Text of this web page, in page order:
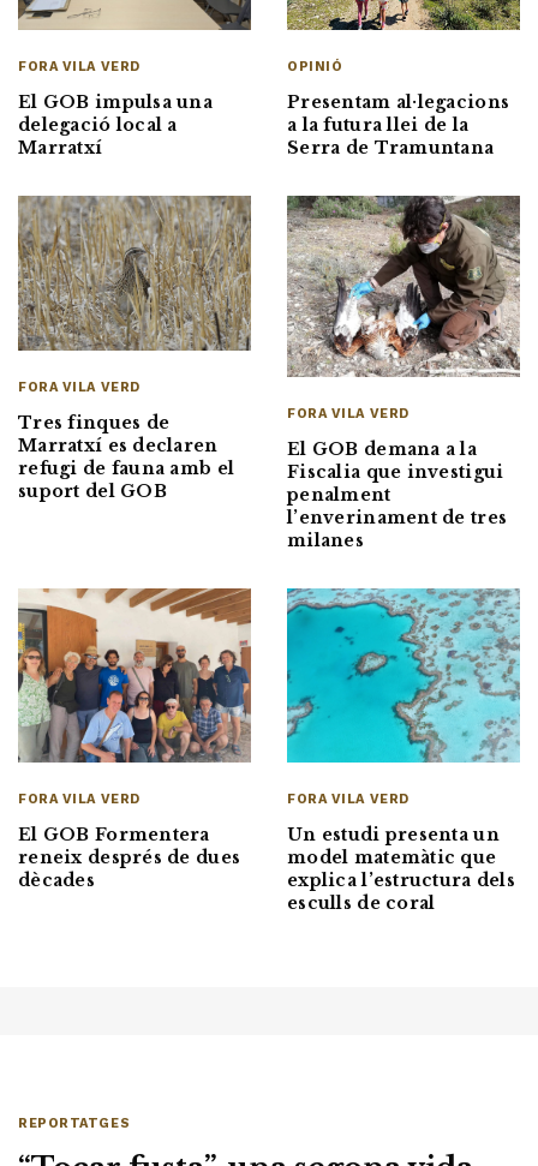
FORA VILA VERD
El GOB impulsa una
delegació local a
Marratxí
OPINIÓ
Presentam al·legacions
a la futura llei de la
Serra de Tramuntana
FORA VILA VERD
Tres finques de
Marratxí es declaren
refugi de fauna amb el
suport del GOB
FORA VILA VERD
El GOB demana a la
Fiscalia que investigui
penalment
l’enverinament de tres
milanes
FORA VILA VERD
El GOB Formentera
reneix després de dues
dècades
FORA VILA VERD
Un estudi presenta un
model matemàtic que
explica l’estructura dels
esculls de coral
REPORTATGES